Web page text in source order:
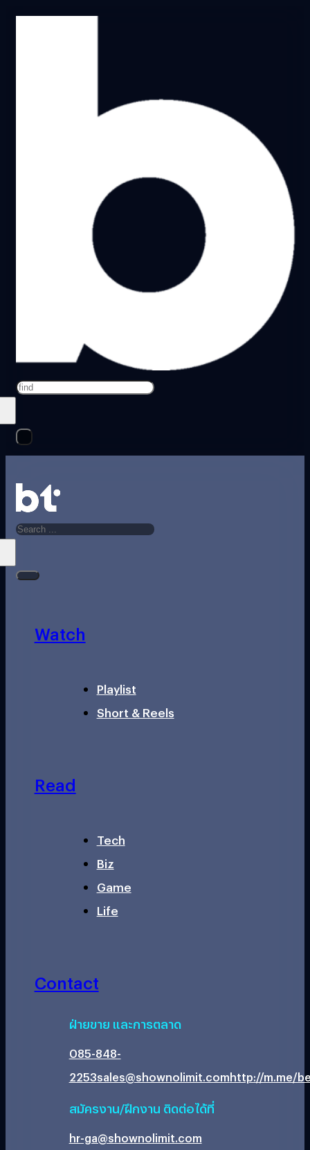
Search
Search
Watch
Playlist
Short & Reels
Read
Tech
Biz
Game
Life
Contact
ฝ่ายขาย และการตลาด
085-848-
2253sales@shownolimit.comhttp://m.me/
สมัครงาน/ฝึกงาน ติดต่อได้ที่
hr-ga@shownolimit.com